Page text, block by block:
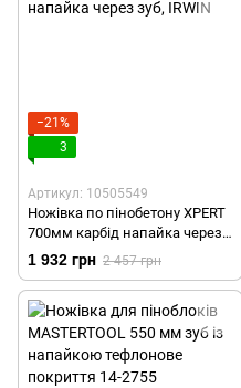
−21%
3
Артикул: 10505549
Ножівка по пінобетону XPERT
700мм карбід напайка через
зуб, IRWIN
1 932 грн 2 457 грн